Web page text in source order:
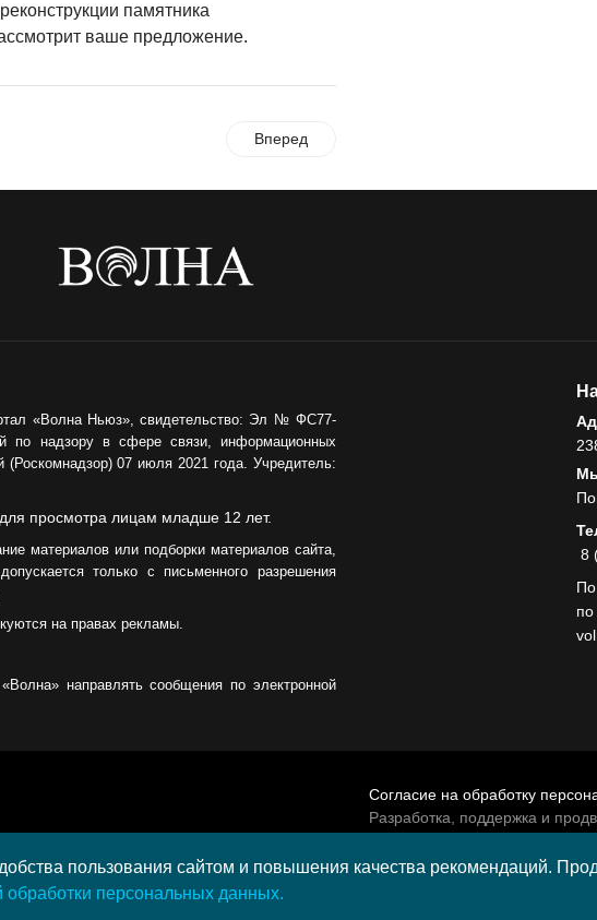
памятника
ваше предложение.
Вперед
«Волна Ньюз», свидетельство: Эл № ФС77-
по надзору в сфере связи, информационных
(Роскомнадзор) 07 июля 2021 года. Учредитель:
просмотра лицам младше 12 лет.
материалов или подборки материалов сайта,
только с письменного разрешения
на правах рекламы.
направлять сообщения по электронной
8
КМН" на средства гранта,
и культурных проектов ПАО
Согласие на обработку
Разработка, поддержка и
пользования сайтом и повышения качества рекомендаций.
обработки персональных данных.